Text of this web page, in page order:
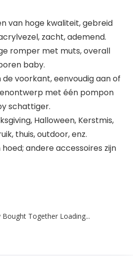
van hoge kwaliteit, gebreid
zacht, ademend.
romper met muts, overall
baby.
voorkant, eenvoudig aan of
met één pompon
schattiger.
Halloween, Kerstmis,
thuis, outdoor, enz.
andere accessoires zijn
Bought Together Loading...